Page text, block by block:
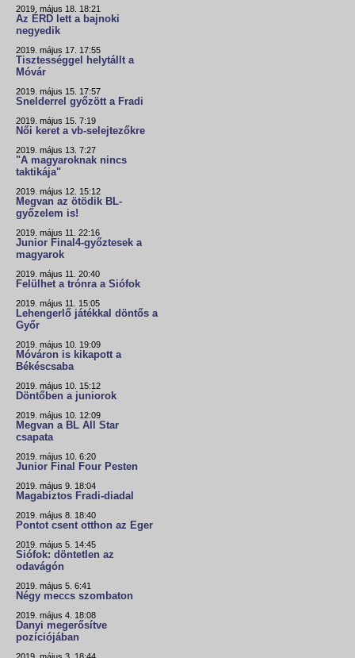
2019. május 18. 18:21
Az ÉRD lett a bajnoki
negyedik
2019. május 17. 17:55
Tisztességgel helytállt a
Móvár
2019. május 15. 17:57
Snelderrel győzött a Fradi
2019. május 15. 7:19
Női keret a vb-selejtezőkre
2019. május 13. 7:27
"A magyaroknak nincs
taktikája"
2019. május 12. 15:12
Megvan az ötödik BL-
győzelem is!
2019. május 11. 22:16
Junior Final4-győztesek a
magyarok
2019. május 11. 20:40
Felülhet a trónra a Siófok
2019. május 11. 15:05
Lehengerlő játékkal döntős a
Győr
2019. május 10. 19:09
Móváron is kikapott a
Békéscsaba
2019. május 10. 15:12
Döntőben a juniorok
2019. május 10. 12:09
Megvan a BL All Star
csapata
2019. május 10. 6:20
Junior Final Four Pesten
2019. május 9. 18:04
Magabiztos Fradi-diadal
2019. május 8. 18:40
Pontot csent otthon az Eger
2019. május 5. 14:45
Siófok: döntetlen az
odavágón
2019. május 5. 6:41
Négy meccs szombaton
2019. május 4. 18:08
Danyi megerősítve
pozíciójában